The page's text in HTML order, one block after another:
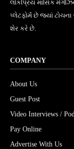
લોકપ્રિય માસિક
પ્લેટફોર્મ છે જ્યાં
શેર કરે છે.
COMPANY
About Us
Guest Post
Video Interviews /
Pay Online
Advertise With Us